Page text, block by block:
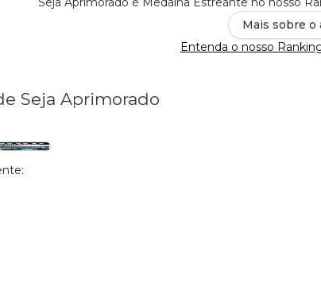
Mais sobre o
Entenda o nosso
Seja Aprimorado
Gerente: